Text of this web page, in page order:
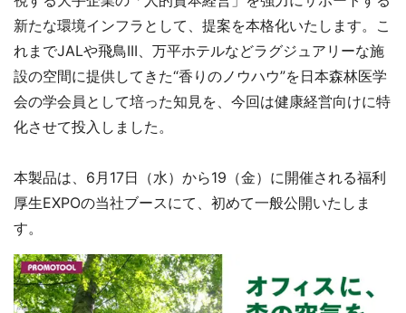
新たな環境インフラとして、提案を本格化いたします。こ
れまでJALや飛鳥III、万平ホテルなどラグジュアリーな施
設の空間に提供してきた“香りのノウハウ”を日本森林医学
会の学会員として培った知見を、今回は健康経営向けに特
化させて投入しました。
本製品は、6月17日（水）から19（金）に開催される福利
厚生EXPOの当社ブースにて、初めて一般公開いたしま
す。